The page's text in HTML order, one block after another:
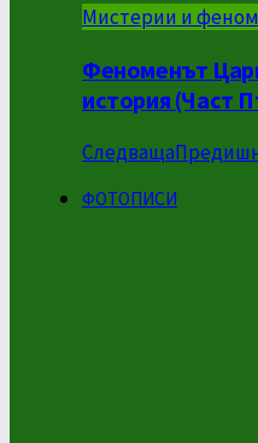
Мистерии и
Феноменът
история (Част
Следваща
ФОТОПИСИ